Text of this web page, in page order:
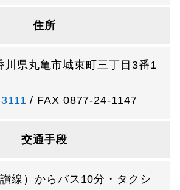
住所
川県丸亀市城東町三丁目3番1
/ FAX 0877-24-1147
交通手段
線）からバス10分・タクシ